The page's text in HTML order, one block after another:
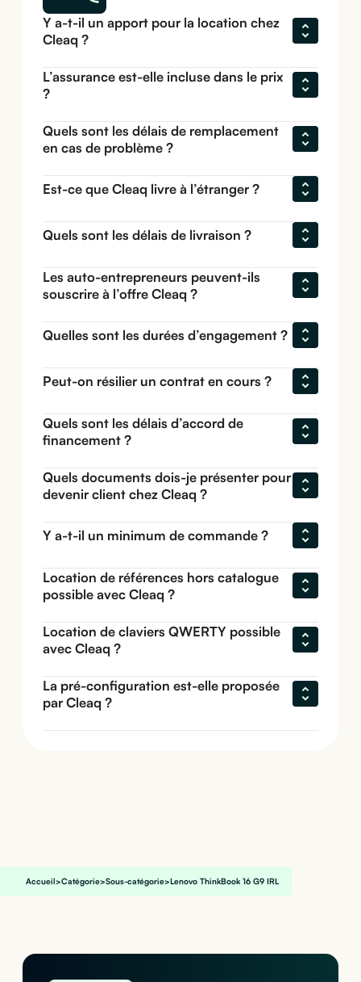
Y a-t-il un apport pour la location chez
Cleaq ?
L’assurance est-elle incluse dans le prix
?
Quels sont les délais de remplacement
en cas de problème ?
Est-ce que Cleaq livre à l’étranger ?
Quels sont les délais de livraison ?
Les auto-entrepreneurs peuvent-ils
souscrire à l’offre Cleaq ?
Quelles sont les durées d’engagement ?
Peut-on résilier un contrat en cours ?
Quels sont les délais d’accord de
financement ?
Quels documents dois-je présenter pour
devenir client chez Cleaq ?
Y a-t-il un minimum de commande ?
Location de références hors catalogue
possible avec Cleaq ?
Location de claviers QWERTY possible
avec Cleaq ?
La pré-configuration est-elle proposée
par Cleaq ?
Accueil>Catégorie>Sous-catégorie>Lenovo ThinkBook 16 G9 IRL